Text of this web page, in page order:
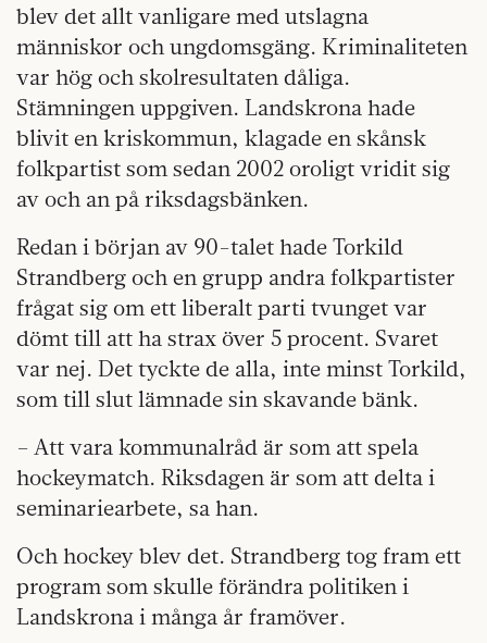
blev det allt vanligare med utslagna
människor och ungdomsgäng. Kriminaliteten
var hög och skolresultaten dåliga.
Stämningen uppgiven. Landskrona hade
blivit en kriskommun, klagade en skånsk
folkpartist som sedan 2002 oroligt vridit sig
av och an på riksdagsbänken.
Redan i början av 90-talet hade Torkild
Strandberg och en grupp andra folkpartister
frågat sig om ett liberalt parti tvunget var
dömt till att ha strax över 5 procent. Svaret
var nej. Det tyckte de alla, inte minst Torkild,
som till slut lämnade sin skavande bänk.
– Att vara kommunalråd är som att spela
hockeymatch. Riksdagen är som att delta i
seminariearbete, sa han.
Och hockey blev det. Strandberg tog fram ett
program som skulle förändra politiken i
Landskrona i många år framöver.